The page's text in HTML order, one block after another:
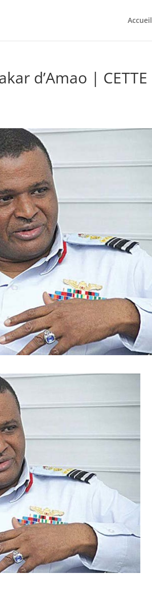
Accueil
d’Amao | CETTE